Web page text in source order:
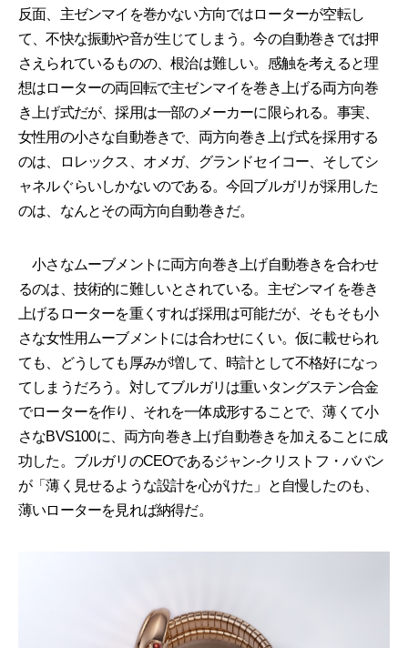
反面、主ゼンマイを巻かない方向ではローターが空転し
て、不快な振動や音が生じてしまう。今の自動巻きでは押
さえられているものの、根治は難しい。感触を考えると理
想はローターの両回転で主ゼンマイを巻き上げる両方向巻
き上げ式だが、採用は一部のメーカーに限られる。事実、
女性用の小さな自動巻きで、両方向巻き上げ式を採用する
のは、ロレックス、オメガ、グランドセイコー、そしてシ
ャネルぐらいしかないのである。今回ブルガリが採用した
のは、なんとその両方向自動巻きだ。
小さなムーブメントに両方向巻き上げ自動巻きを合わせ
るのは、技術的に難しいとされている。主ゼンマイを巻き
上げるローターを重くすれば採用は可能だが、そもそも小
さな女性用ムーブメントには合わせにくい。仮に載せられ
ても、どうしても厚みが増して、時計として不格好になっ
てしまうだろう。対してブルガリは重いタングステン合金
でローターを作り、それを一体成形することで、薄くて小
さなBVS100に、両方向巻き上げ自動巻きを加えることに成
功した。ブルガリのCEOであるジャン-クリストフ・ババン
が「薄く見せるような設計を心がけた」と自慢したのも、
薄いローターを見れば納得だ。